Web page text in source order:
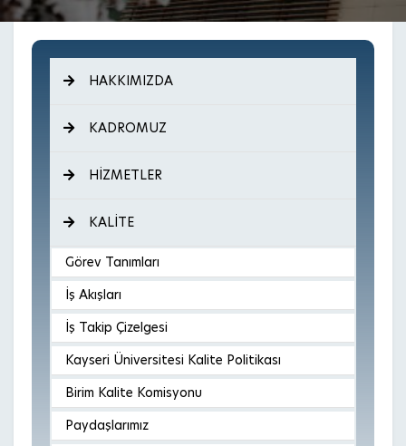
HAKKIMIZDA
KADROMUZ
HİZMETLER
KALİTE
Görev Tanımları
İş Akışları
İş Takip Çizelgesi
Kayseri Üniversitesi Kalite Politikası
Birim Kalite Komisyonu
Paydaşlarımız